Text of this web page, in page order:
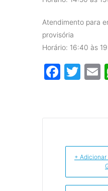
Atendimento para
provisória
Horário: 16:40 às
+